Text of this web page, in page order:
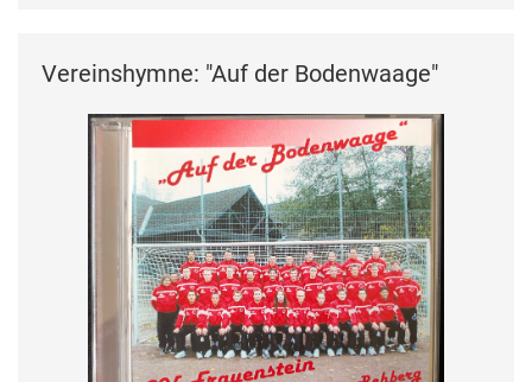
Vereinshymne: "Auf der Bodenwaage"